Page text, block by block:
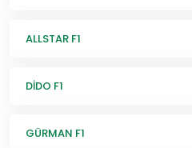
ALLSTAR F1
DİDO F1
GÜRMAN F1